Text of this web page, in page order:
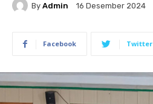
By Admin 16 Desember 2024
Facebook Twitter